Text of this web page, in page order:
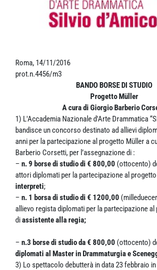
Roma, 14/11/2016
prot.n.4456/m3
BANDO BORSE DI STUDIO
Progetto Müller
A cura di Giorgio Barberio
1) L'Accademia Nazionale d'Arte Drammatica
bandisce un concorso destinato ad allievi
anni per la partecipazione al progetto Müller a
Barberio Corsetti, per l’assegnazione di :
– n. 9 borse di studio di € 800,00 (ottocento)
attori diplomati per la partecipazione al
interpreti;
– n. 1 borsa di studio di € 1200,00
allievo regista diplomati per la partecipazione
diassistente alla regia;
– n.3 borse di studio da € 800,00 (ottocento)
diplomati al Master in Drammaturgia e
3) Lo spettacolo debutterà in data 23 febbraio